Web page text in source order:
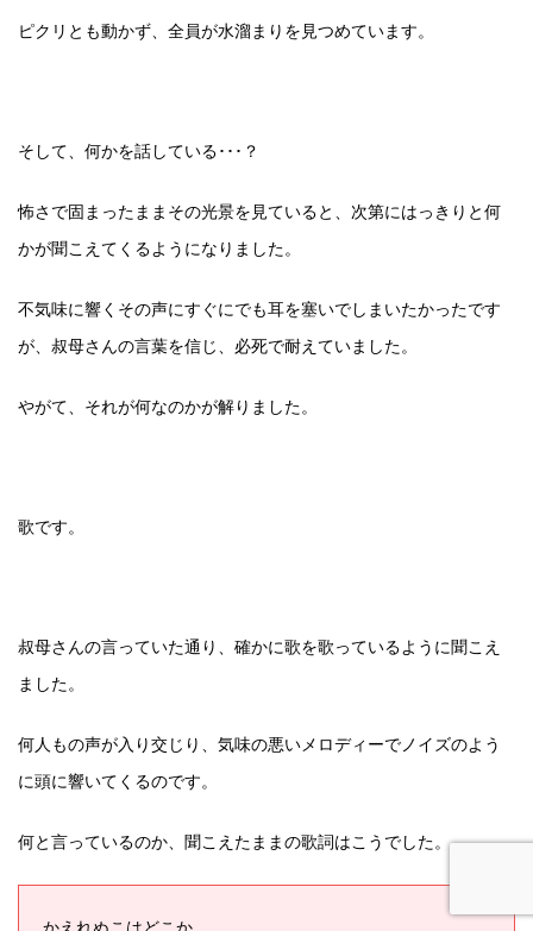
ピクリとも動かず、全員が水溜まりを見つめています。
そして、何かを話している･･･？
怖さで固まったままその光景を見ていると、次第にはっきりと何
かが聞こえてくるようになりました。
不気味に響くその声にすぐにでも耳を塞いでしまいたかったです
が、叔母さんの言葉を信じ、必死で耐えていました。
やがて、それが何なのかが解りました。
歌です。
叔母さんの言っていた通り、確かに歌を歌っているように聞こえ
ました。
何人もの声が入り交じり、気味の悪いメロディーでノイズのよう
に頭に響いてくるのです。
何と言っているのか、聞こえたままの歌詞はこうでした。